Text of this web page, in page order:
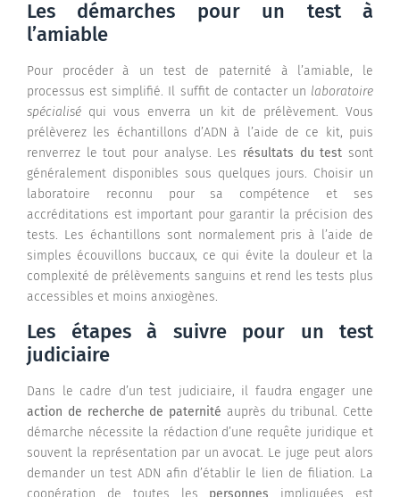
Les démarches pour un test à
l’amiable
Pour procéder à un test de paternité à l’amiable, le
processus est simplifié. Il suffit de contacter un laboratoire
spécialisé qui vous enverra un kit de prélèvement. Vous
prélèverez les échantillons d’ADN à l’aide de ce kit, puis
renverrez le tout pour analyse. Les résultats du test sont
généralement disponibles sous quelques jours. Choisir un
laboratoire reconnu pour sa compétence et ses
accréditations est important pour garantir la précision des
tests. Les échantillons sont normalement pris à l’aide de
simples écouvillons buccaux, ce qui évite la douleur et la
complexité de prélèvements sanguins et rend les tests plus
accessibles et moins anxiogènes.
Les étapes à suivre pour un test
judiciaire
Dans le cadre d’un test judiciaire, il faudra engager une
action de recherche de paternité auprès du tribunal. Cette
démarche nécessite la rédaction d’une requête juridique et
souvent la représentation par un avocat. Le juge peut alors
demander un test ADN afin d’établir le lien de filiation. La
coopération de toutes les personnes impliquées est